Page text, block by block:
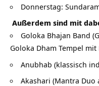
Donnerstag:
Außerdem sind mit
Goloka Bhajan Band
Goloka Dham Tempel mit
Anubhab (klassisch
Akashari (Mantra Duo